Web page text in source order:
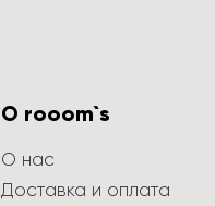
О rooom`s
О нас
Доставка и оплата